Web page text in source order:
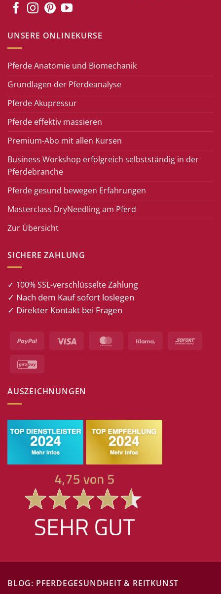
UNSERE ONLINEKURSE
Pferde Anatomie und Biomechanik
Grundlagen der Pferdeanalyse
Pferde Akupressur
Pferde effektiv massieren
Premium-Abo mit allen Kursen
Business Workshop erfolgreich selbstständig in der
Pferdebranche
Pferde gesund bewegen Erfahrungen
Masterclass DryNeedling am Pferd
Zur Übersicht
SICHERE ZAHLUNG
✓ 100% SSL-verschlüsselte Zahlung
✓ Nach dem Kauf sofort loslegen
✓ Direkter Kontakt bei Fragen
PayPal MasterCard Klarna Sofort
GiroPay
AUSZEICHNUNGEN
BLOG: PFERDEGESUNDHEIT & REITKUNST